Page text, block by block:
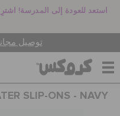
استعد للعودة إلى المدرسة!
توصيل
SLIP-ONS - NAVY